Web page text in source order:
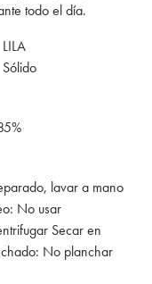
todo el día.
LILA
Sólido
lavar a mano
No usar
Secar en
No planchar